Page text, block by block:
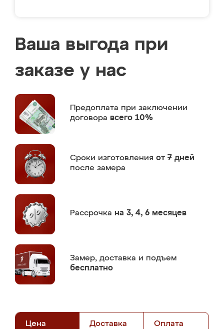
Ваша выгода при
заказе у нас
Предоплата при заключении
договора всего 10%
Сроки изготовления от 7 дней
после замера
Рассрочка на 3, 4, 6 месяцев
Замер, доставка и подъем
бесплатно
Цена Доставка Оплата